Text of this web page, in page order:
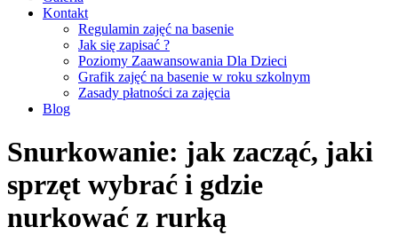
Kontakt
Regulamin zajęć na basenie
Jak się zapisać ?
Poziomy Zaawansowania Dla Dzieci
Grafik zajęć na basenie w roku szkolnym
Zasady płatności za zajęcia
Blog
Snurkowanie: jak zacząć, jaki
sprzęt wybrać i gdzie
nurkować z rurką